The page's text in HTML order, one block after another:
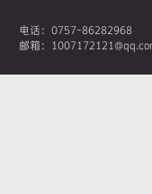
电话：0757-86282968
邮箱：